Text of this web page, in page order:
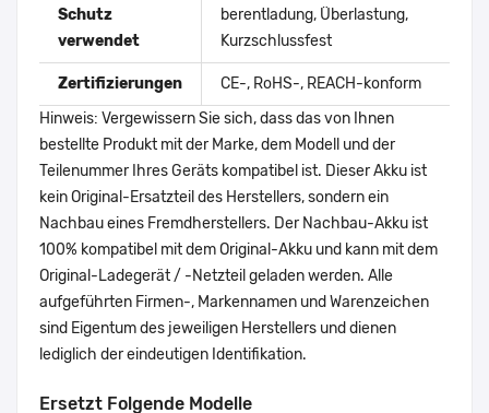
Schutz
verwendet
berentladung, Überlastung,
Kurzschlussfest
Zertifizierungen
CE-, RoHS-, REACH-konform
Hinweis: Vergewissern Sie sich, dass das von Ihnen
bestellte Produkt mit der Marke, dem Modell und der
Teilenummer Ihres Geräts kompatibel ist. Dieser Akku ist
kein Original-Ersatzteil des Herstellers, sondern ein
Nachbau eines Fremdherstellers. Der Nachbau-Akku ist
100% kompatibel mit dem Original-Akku und kann mit dem
Original-Ladegerät / -Netzteil geladen werden. Alle
aufgeführten Firmen-, Markennamen und Warenzeichen
sind Eigentum des jeweiligen Herstellers und dienen
lediglich der eindeutigen Identifikation.
Ersetzt Folgende Modelle